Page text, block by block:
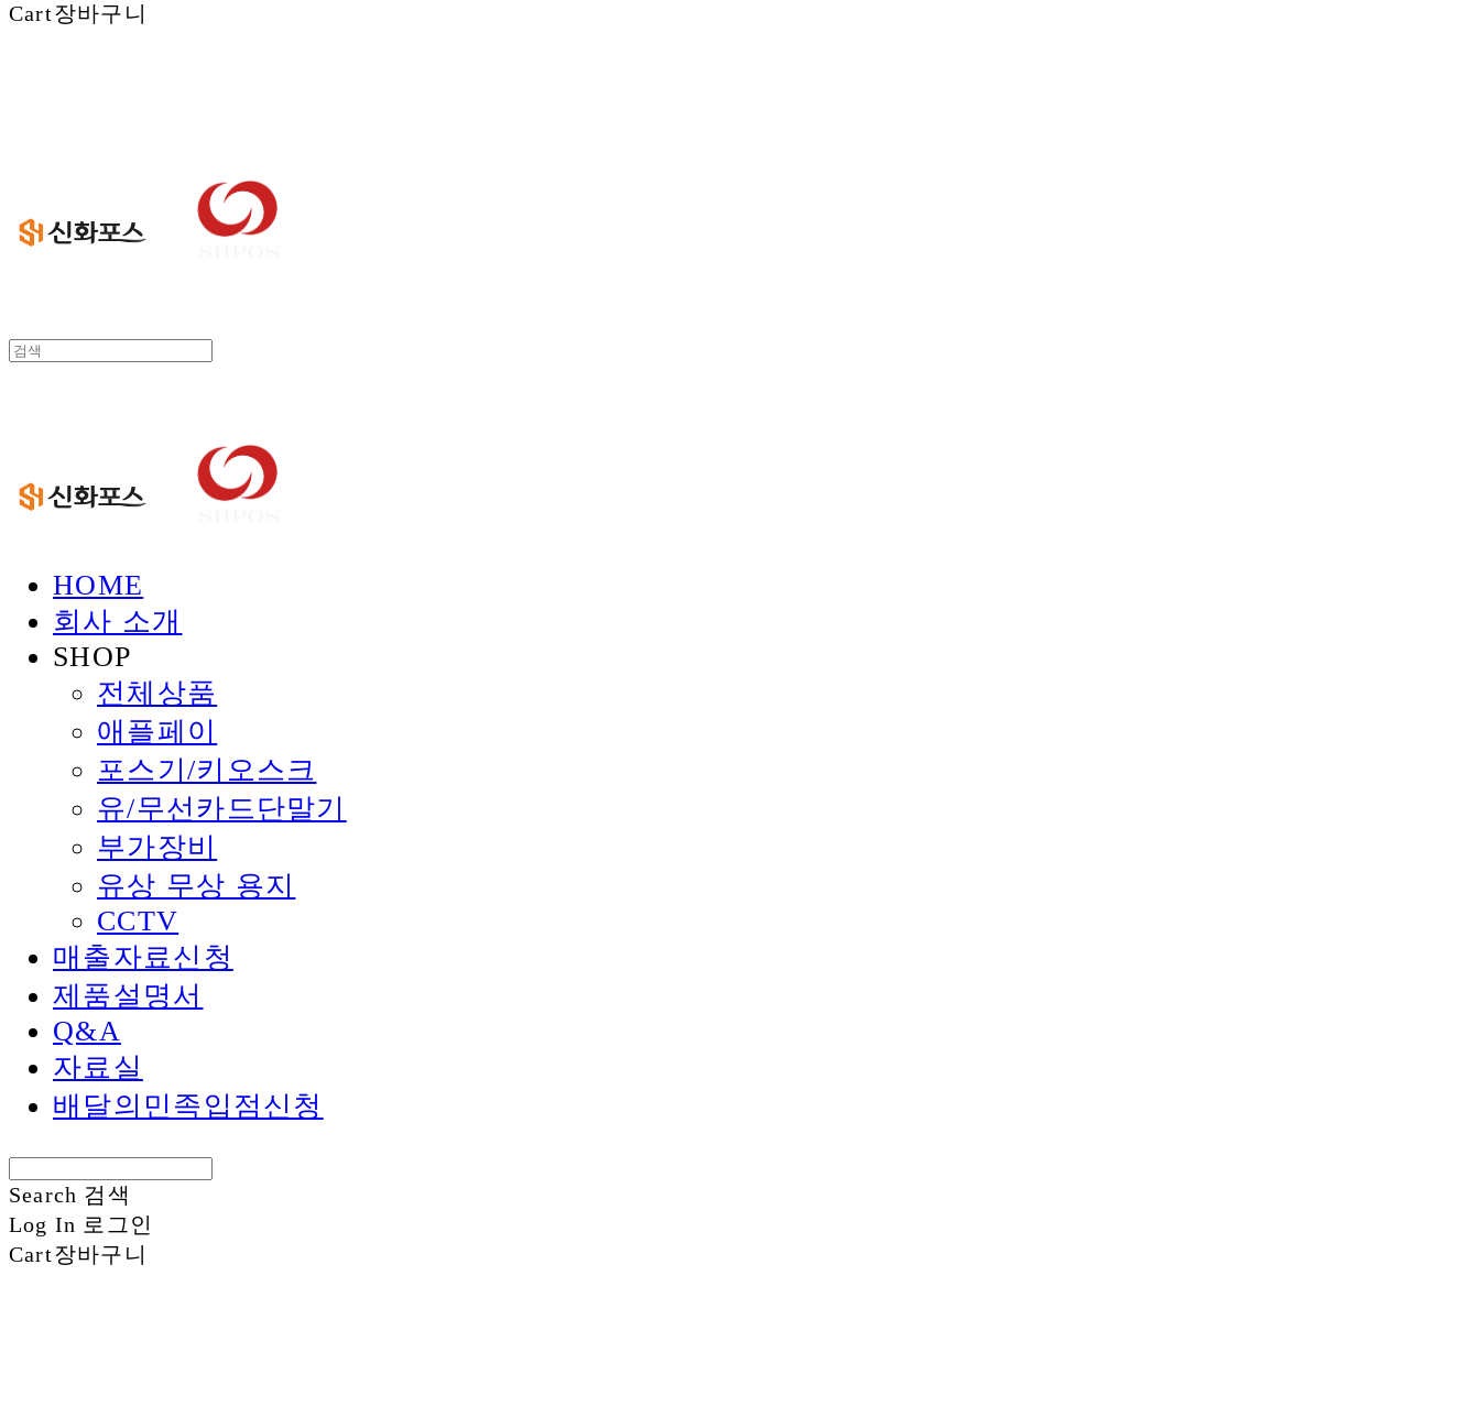
Cart장바구니
HOME
회사 소개
SHOP
전체상품
애플페이
포스기/키오스크
유/무선카드단말기
부가장비
유상 무상 용지
CCTV
매출자료신청
제품설명서
Q&A
자료실
배달의민족입점신청
Search 검색
Log In 로그인
Cart장바구니